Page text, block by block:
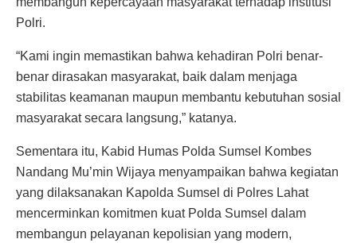
Polri.
“Kami ingin memastikan bahwa kehadiran Polri benar-
benar dirasakan masyarakat, baik dalam menjaga
stabilitas keamanan maupun membantu kebutuhan sosial
masyarakat secara langsung,” katanya.
Sementara itu, Kabid Humas Polda Sumsel Kombes
Nandang Mu’min Wijaya menyampaikan bahwa kegiatan
yang dilaksanakan Kapolda Sumsel di Polres Lahat
mencerminkan komitmen kuat Polda Sumsel dalam
membangun pelayanan kepolisian yang modern,